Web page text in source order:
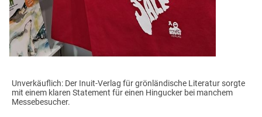
Unverkäuflich: Der Inuit-Verlag für grönländische Literatur sorgte
mit einem klaren Statement für einen Hingucker bei manchem
Messebesucher.